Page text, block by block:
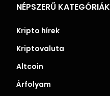
NÉPSZERŰ KATEGÓRIÁK
Kripto hírek
Kriptovaluta
Altcoin
Árfolyam